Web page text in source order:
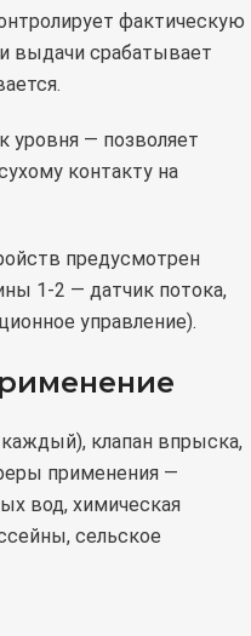
фактическую
выдачи срабатывает
уровня — позволяет
контакту на
предусмотрен
1-2 — датчик потока,
управление).
клапан впрыска,
применения —
вод, химическая
сельское